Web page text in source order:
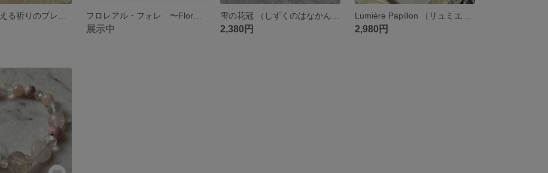
フロレアル・フォレ 〜Floréal Forêt〜 花の季節の森 ピンクトルマリン×グリーントルマリン×水晶×ルドラクシャ
展示中 2,380円 2,980円